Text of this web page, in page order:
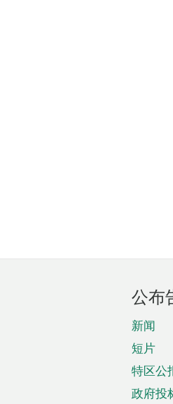
公布
新闻
短片
特区公
政府投